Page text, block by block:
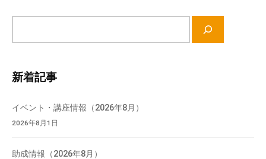
検
新着記事
イベント・講座情報（2026年8月）
2026年8月1日
助成情報（2026年8月）